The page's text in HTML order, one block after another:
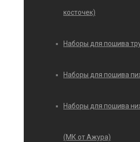
косточек)
Наборы для пошива
Наборы для пошива
Наборы для пошива
(МК от Ажура)